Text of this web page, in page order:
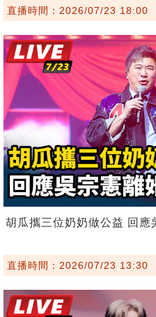
直播時間：2026/07/23 18:00
胡瓜攜三位奶奶做公益 回應
直播時間：2026/07/23 13:30